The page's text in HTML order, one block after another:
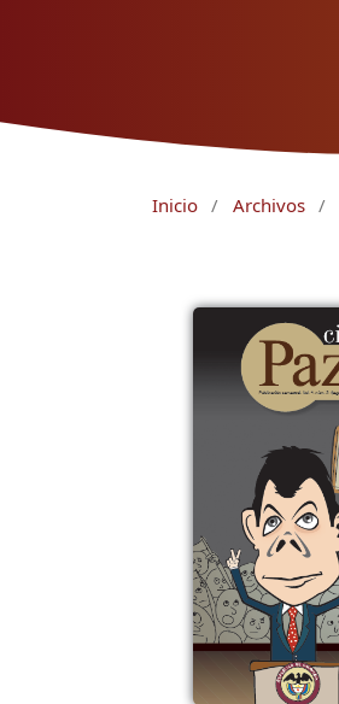
Inicio / Archivos /